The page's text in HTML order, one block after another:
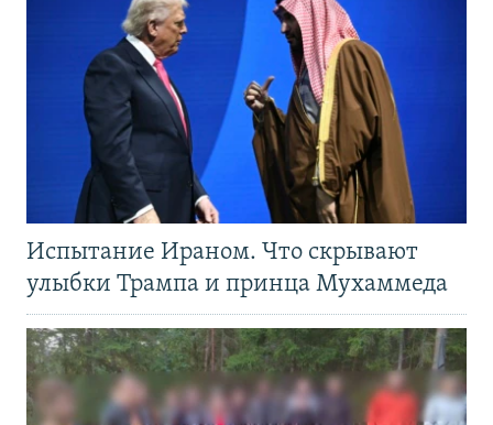
Испытание Ираном. Что скрывают
улыбки Трампа и принца Мухаммеда